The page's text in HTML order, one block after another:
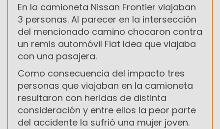
En la camioneta Nissan Frontier viajaban
3 personas. Al parecer en la intersección
del mencionado camino chocaron contra
un remis automóvil Fiat Idea que viajaba
con una pasajera.
Como consecuencia del impacto tres
personas que viajaban en la camioneta
resultaron con heridas de distinta
consideración y entre ellos la peor parte
del accidente la sufrió una mujer joven.